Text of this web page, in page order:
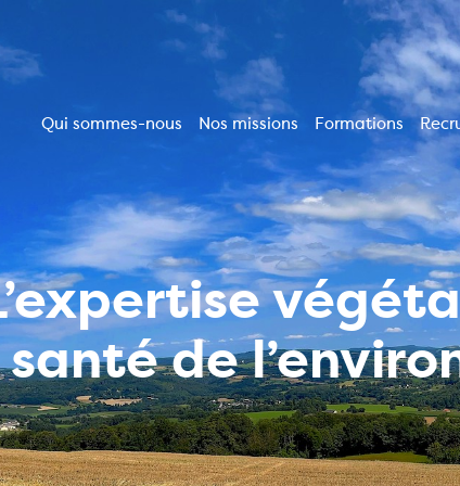
Navigation
principale
Qui sommes-nous Nos missions Formations
de